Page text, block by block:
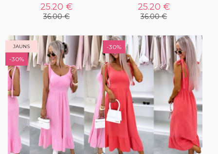
25.20 €
36.00 €
25.20 €
36.00 €
JAUNS
-30%
-30%